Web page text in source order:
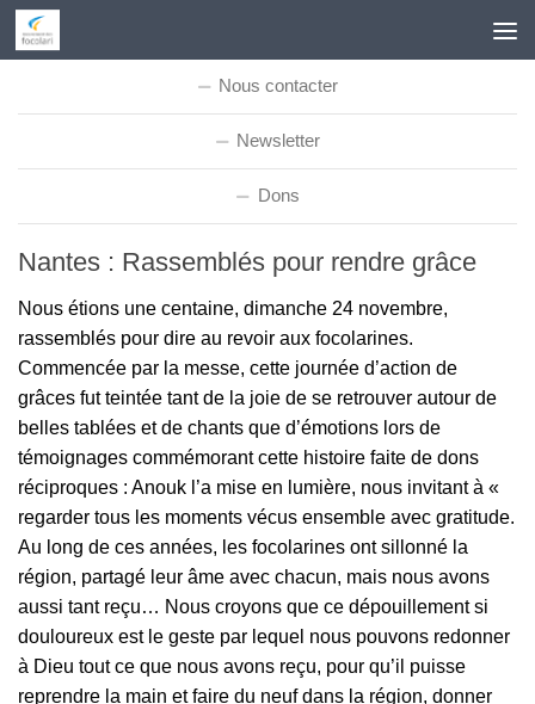
Skip to content
Nous contacter
Newsletter
Dons
Nantes : Rassemblés pour rendre grâce
Nous étions une centaine, dimanche 24 novembre,
rassemblés pour dire au revoir aux focolarines.
Commencée par la messe, cette journée d’action de
grâces fut teintée tant de la joie de se retrouver autour de
belles tablées et de chants que d’émotions lors de
témoignages commémorant cette histoire faite de dons
réciproques : Anouk l’a mise en lumière, nous invitant à «
regarder tous les moments vécus ensemble avec gratitude.
Au long de ces années, les focolarines ont sillonné la
région, partagé leur âme avec chacun, mais nous avons
aussi tant reçu… Nous croyons que ce dépouillement si
douloureux est le geste par lequel nous pouvons redonner
à Dieu tout ce que nous avons reçu, pour qu’il puisse
reprendre la main et faire du neuf dans la région, donner